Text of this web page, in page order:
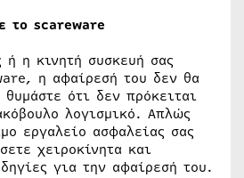
το scareware
ή η κινητή συσκευή σας
η αφαίρεσή του δεν θα
ότι δεν πρόκειται
λογισμικό. Απλώς
εργαλείο ασφαλείας σας
χειροκίνητα και
για την αφαίρεσή του.